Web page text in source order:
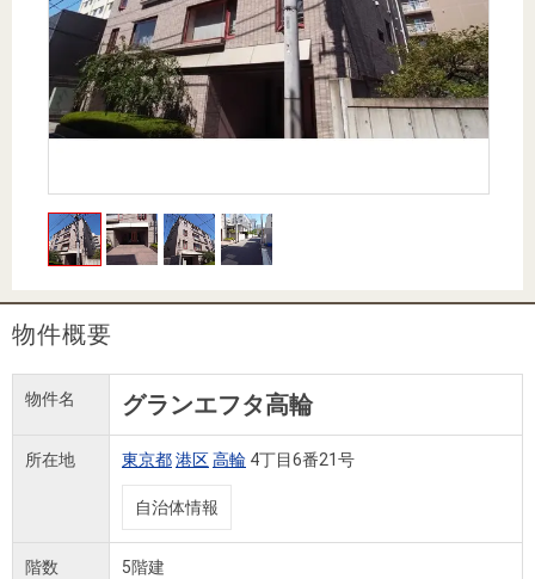
購入向け
サービス
住宅ロー
ンシミュ
レーショ
ン
住まい1プ
ラス（お
役立ちコ
ラム）
住まいと
暮らしの
税金の本
（電子ブ
ック）
購入ガイ
ド
ラム）
住まいと
暮らしの
税金の本
ック）
売却ガイ
ド
物件概要
物件名 グランエフタ高輪
所在地 東京都港区高輪 4丁目6番21号
自治体情報
階数 5階建